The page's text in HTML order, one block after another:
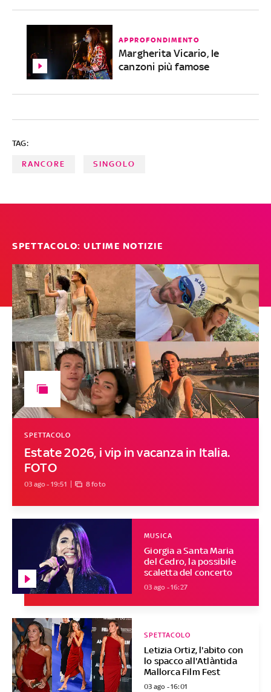
APPROFONDIMENTO
Margherita Vicario, le
canzoni più famose
TAG:
RANCORE SINGOLO
SPETTACOLO: ULTIME NOTIZIE
Estate 2026, i vip in vacanza in Italia.
FOTO
SPETTACOLO
03 ago - 19:51 8 foto
Giorgia a Santa Maria
del Cedro, la possibile
scaletta del concerto
MUSICA
03 ago - 16:27
Letizia Ortiz, l'abito con
lo spacco all'Atlàntida
Mallorca Film Fest
SPETTACOLO
03 ago - 16:01